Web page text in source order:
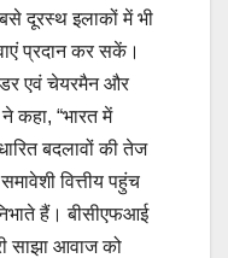
दूरस्थ इलाकों में भी
प्रदान कर सकें।
एवं चेयरमैन और
कहा, “भारत में
बदलावों की तेज
वित्तीय पहुंच
हैं। बीसीएफआई
साझा आवाज को